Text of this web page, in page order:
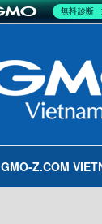
GMO-Z.COM
無料診断